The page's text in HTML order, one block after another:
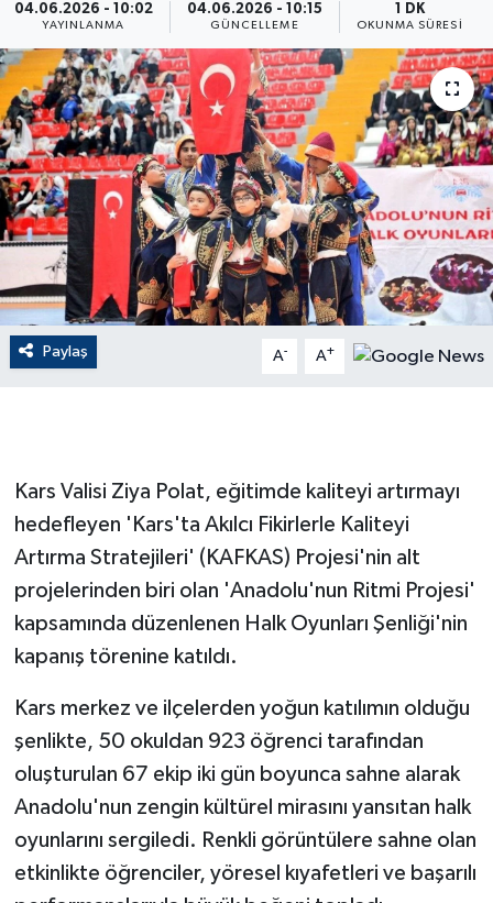
04.06.2026 - 10:02
YAYINLANMA
04.06.2026 - 10:15
GÜNCELLEME
1 DK
OKUNMA SÜRESI
Paylaş A- A+
Kars Valisi Ziya Polat, eğitimde kaliteyi artırmayı
hedefleyen 'Kars'ta Akılcı Fikirlerle Kaliteyi
Artırma Stratejileri' (KAFKAS) Projesi'nin alt
projelerinden biri olan 'Anadolu'nun Ritmi Projesi'
kapsamında düzenlenen Halk Oyunları Şenliği'nin
kapanış törenine katıldı.
Kars merkez ve ilçelerden yoğun katılımın olduğu
şenlikte, 50 okuldan 923 öğrenci tarafından
oluşturulan 67 ekip iki gün boyunca sahne alarak
Anadolu'nun zengin kültürel mirasını yansıtan halk
oyunlarını sergiledi. Renkli görüntülere sahne olan
etkinlikte öğrenciler, yöresel kıyafetleri ve başarılı
Dış Haberler
Dünya
EĞİTİM
EKONOMİ
English News
Finans
Flaş Haber
GÜNDEM
Güvenlik
HABERDE İNSAN
İş Dünyası
Jandarma
Kadın